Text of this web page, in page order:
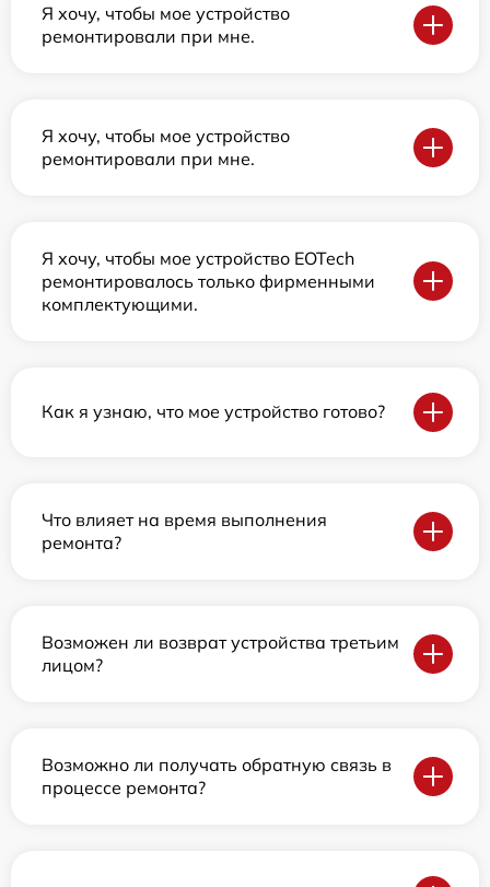
Я хочу, чтобы мое устройство
ремонтировали при мне.
Я хочу, чтобы мое устройство
ремонтировали при мне.
Я хочу, чтобы мое устройство EOTech
ремонтировалось только фирменными
комплектующими.
Как я узнаю, что мое устройство готово?
Что влияет на время выполнения
ремонта?
Возможен ли возврат устройства третьим
лицом?
Возможно ли получать обратную связь в
процессе ремонта?